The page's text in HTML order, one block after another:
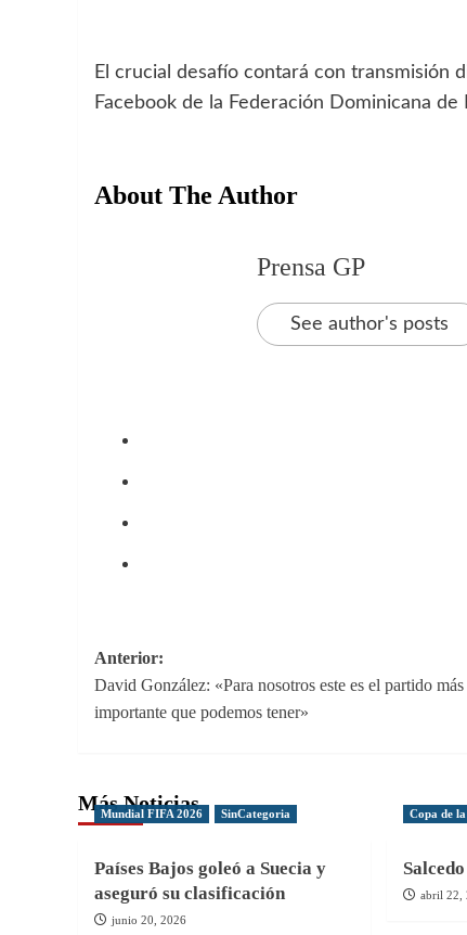
El crucial desafío contará con transmisión
Facebook de la Federación Dominicana de
About The Author
Prensa GP
See author's posts
Navegación
de
entradas
Anterior:
David González: «Para nosotros este es el partido más
importante que podemos tener»
Más Noticias
Mundial FIFA 2026 SinCategoria
Países Bajos goleó a Suecia y
aseguró su clasificación
junio 20, 2026
Copa de
abril 22,